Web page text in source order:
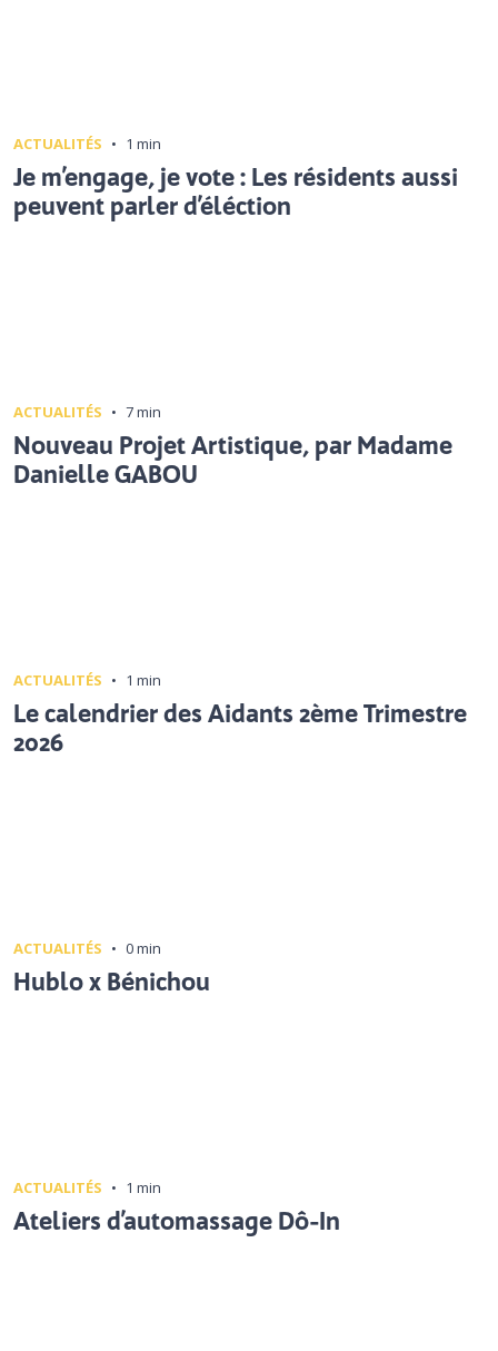
ACTUALITÉS • 1 min
Je m’engage, je vote : Les résidents aussi
peuvent parler d’éléction
ACTUALITÉS • 7 min
Nouveau Projet Artistique, par Madame
Danielle GABOU
ACTUALITÉS • 1 min
Le calendrier des Aidants 2ème Trimestre
2026
ACTUALITÉS • 0 min
Hublo x Bénichou
ACTUALITÉS • 1 min
Ateliers d’automassage Dô-In